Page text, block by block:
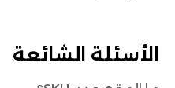
الأسئلة الشائعة